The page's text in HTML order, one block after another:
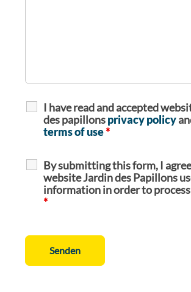
I have read and accepted
des papillonsprivacy policy
terms of use*
By submitting this form, I
website Jardin des Papillons
information in order to
*